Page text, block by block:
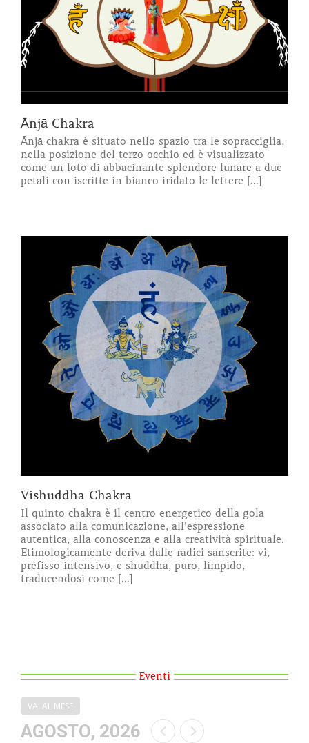
Ānjā Chakra
Ānjā chakra è situato nello spazio tra le sopracciglia,
nella posizione del terzo occhio ed è visualizzato
come un loto di abbacinante splendore lunare a due
petali con iscritte in bianco iridato le lettere [...]
Vishuddha Chakra
Il quinto chakra è il centro energetico della gola
associato alla comunicazione, all’espressione
autentica, alla conoscenza e alla creatività spirituale.
Etimologicamente deriva dalle radici sanscrite: vi,
prefisso intensivo, e shuddha, puro, limpido,
traducendosi come [...]
Eventi
VAI AL MESE
AGOSTO, 2026